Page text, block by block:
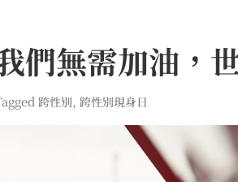
們無需加油，
跨性別, 跨性別現身日